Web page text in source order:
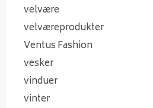
velvære
velværeprodukter
Ventus Fashion
vesker
vinduer
vinter